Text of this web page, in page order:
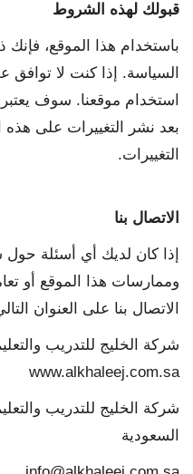
قبولك لهذه الشروط
باستخدام هذا الموقع،
السياسة. إذا كنت لا
استخدام موقعنا. سوف
بعد نشر التغييرات على
التغييرات.
الاتصال بنا
إذا كان لديك أي أسئلة
وممارسات هذا الموقع أو
الاتصال بنا على العنوان
شركة الخليج للتدريب
www.alkhaleej.com.sa
شركة الخليج للتدريب
السعودية